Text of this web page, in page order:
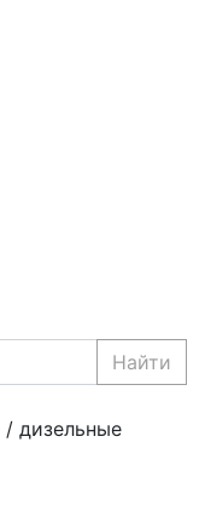
Найти
/ дизельные